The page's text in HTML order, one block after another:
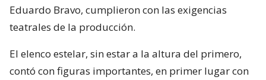
Eduardo Bravo, cumplieron con las exigencias
teatrales de la producción.
El elenco estelar, sin estar a la altura del primero,
contó con figuras importantes, en primer lugar con